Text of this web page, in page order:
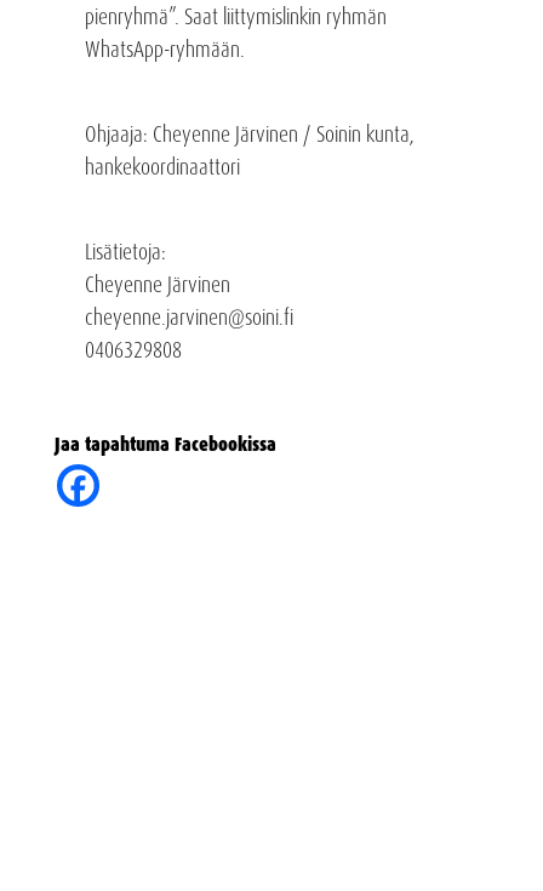
pienryhmä”. Saat liittymislinkin ryhmän
WhatsApp-ryhmään.
Ohjaaja: Cheyenne Järvinen / Soinin kunta,
hankekoordinaattori
Lisätietoja:
Cheyenne Järvinen
cheyenne.jarvinen@soini.fi
0406329808
Jaa tapahtuma Facebookissa